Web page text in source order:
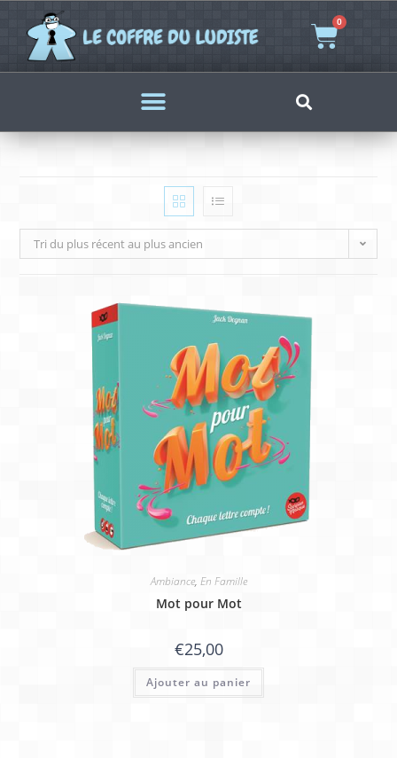
0
Tri du plus récent au plus ancien
Ambiance, En Famille
Mot pour Mot
€25,00
Ajouter au panier